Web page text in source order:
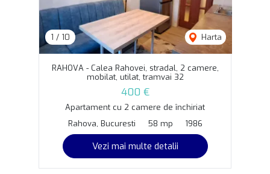
1 / 10 Harta
RAHOVA - Calea Rahovei, stradal, 2 camere,
mobilat, utilat, tramvai 32
400 €
Apartament cu 2 camere de închiriat
Rahova, Bucuresti
58 mp 1986
Vezi mai multe detalii